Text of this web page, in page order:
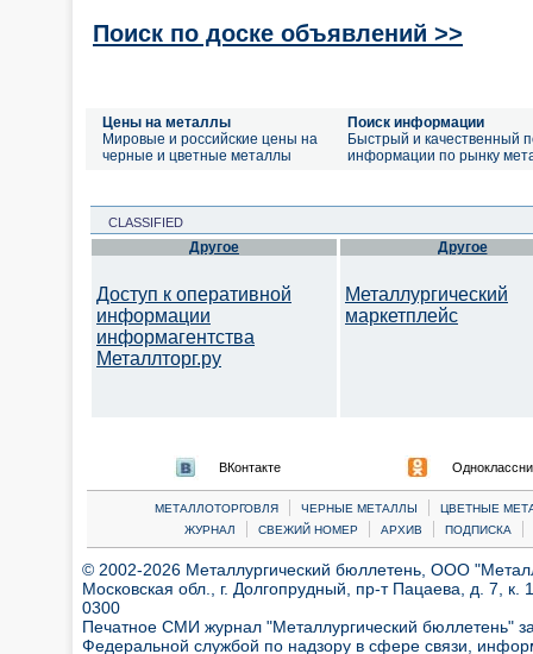
Поиск по доске объявлений >>
Цены на металлы
Мировые и российские цены на
черные и цветные металлы
Поиск информации
Быстрый и качественный
информации по рынку
CLASSIFIED
Другое
Доступ к оперативной
информации
информагентства
Металлторг.ру
Другое
Металлургический
маркетплейс
ВКонтакте
МЕТАЛЛОТОРГОВЛЯ | ЧЕРНЫЕ МЕТАЛЛЫ |
ЦВЕТНЫЕ
ЖУРНАЛ
| СВЕЖИЙ НОМЕР | АРХИВ | ПОДПИСКА |
© 2002-2026 Металлургический бюллетень, ООО
Московская обл., г. Долгопрудный, пр-т Пацаева, д. 7,
0300
Печатное СМИ журнал "Металлургический бюллетень"
Федеральной службой по надзору в сфере связи,